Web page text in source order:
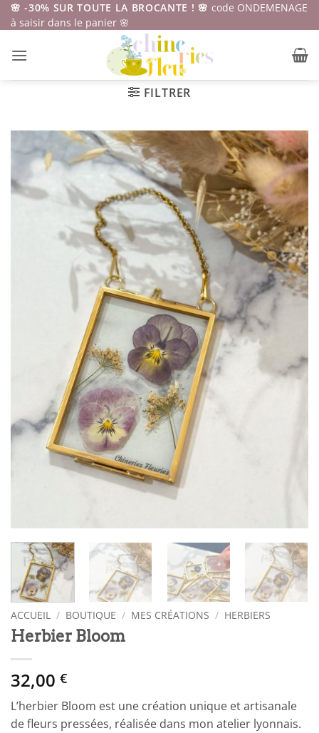
Passer
au
🌸 -30% SUR TOUTE LA BROCANTE ! 🌸 code ONDEMENAGE
à saisir dans le panier 🌸
FILTRER
ACCUEIL / BOUTIQUE / MES CRÉATIONS / HERBIERS
Herbier Bloom
32,00 €
L’herbier Bloom est une création unique et artisanale
de fleurs pressées, réalisée dans mon atelier lyonnais.